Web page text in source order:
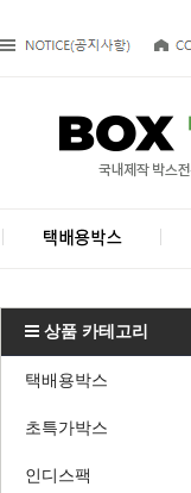
상품 카테고리
택배용박스
초특가박스
인디스팩